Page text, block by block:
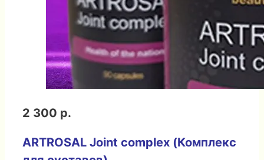
2 300 р.
ARTROSAL Joint complex (Комплекс